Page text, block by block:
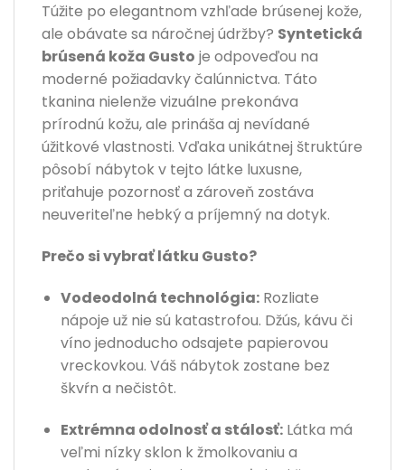
Túžite po elegantnom vzhľade brúsenej kože,
ale obávate sa náročnej údržby? Syntetická
brúsená koža Gusto je odpoveďou na
moderné požiadavky čalúnnictva. Táto
tkanina nielenže vizuálne prekonáva
prírodnú kožu, ale prináša aj nevídané
úžitkové vlastnosti. Vďaka unikátnej štruktúre
pôsobí nábytok v tejto látke luxusne,
priťahuje pozornosť a zároveň zostáva
neuveriteľne hebký a príjemný na dotyk.
Prečo si vybrať látku Gusto?
Vodeodolná technológia:Rozliate
nápoje už nie sú katastrofou. Džús, kávu či
víno jednoducho odsajete papierovou
vreckovkou. Váš nábytok zostane bez
škvŕn a nečistôt.
Extrémna odolnosť a stálosť:Látka má
veľmi nízky sklon k žmolkovaniu a